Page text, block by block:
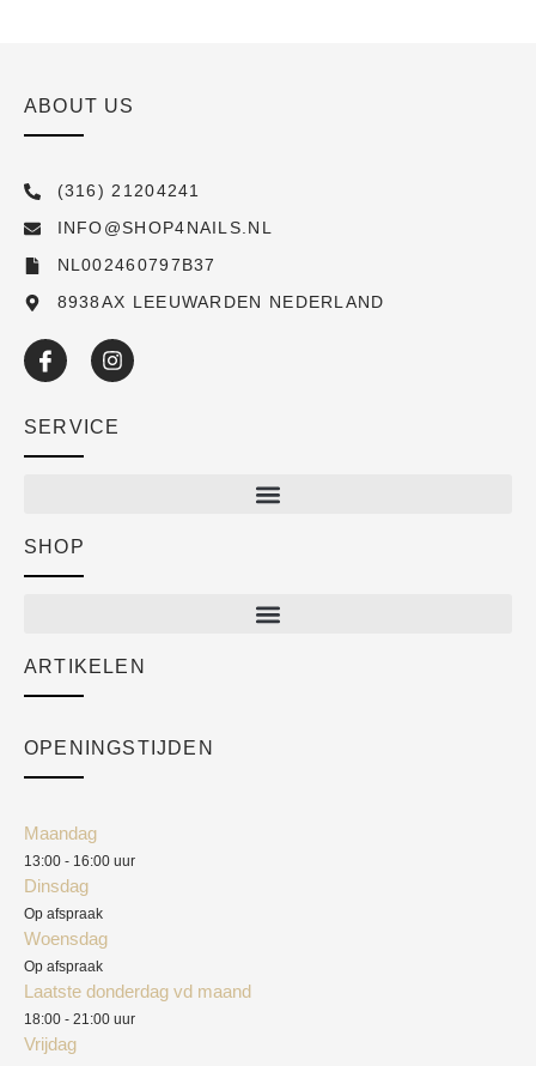
ABOUT US
(316) 21204241
INFO@SHOP4NAILS.NL
NL002460797B37
8938AX LEEUWARDEN NEDERLAND
SERVICE
Academy
SHOP
ARTIKELEN
OPENINGSTIJDEN
Maandag
13:00 - 16:00 uur
Dinsdag
Op afspraak
Woensdag
Op afspraak
Laatste donderdag vd maand
18:00 - 21:00 uur
Vrijdag